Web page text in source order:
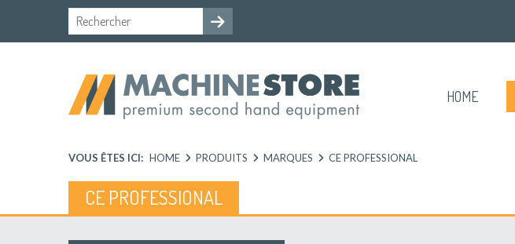
HOME
VOUS ÊTES ICI: HOME PRODUITS MARQUES CE PROFESSIONAL
CE PROFESSIONAL